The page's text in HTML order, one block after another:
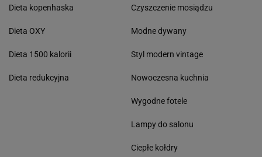
Dieta kopenhaska
Dieta OXY
Dieta 1500 kalorii
Dieta redukcyjna
Czyszczenie mosiądzu
Modne dywany
Styl modern vintage
Nowoczesna kuchnia
Wygodne fotele
Lampy do salonu
Ciepłe kołdry